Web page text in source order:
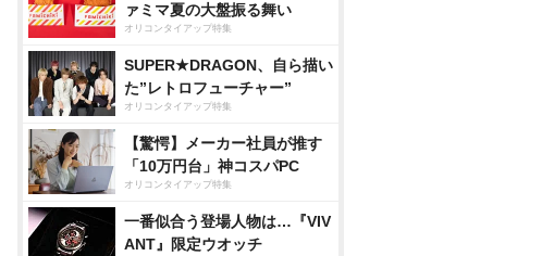
ァミマ夏の大盤振る舞い
オリコンタイアップ特集
SUPER★DRAGON、自ら描い
た”レトロフューチャー”
オリコンタイアップ特集
【驚愕】メーカー社員が推す
「10万円台」神コスパPC
オリコンタイアップ特集
一番似合う登場人物は…『VIV
ANT』限定ウオッチ